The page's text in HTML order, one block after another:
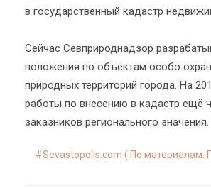
в государственный кадастр
Сейчас Севприроднадзор
положения по объектам особо
природных территорий города. На
работы по внесению в кадастр ещё
заказников регионального значения.
Sevastopolis.com ( По материалам: